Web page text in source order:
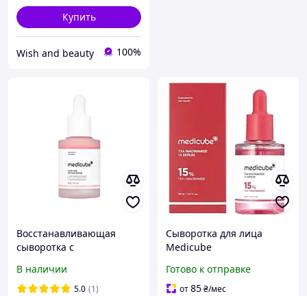
Купить
Wish and beauty 100%
Восстанавливающая
сыворотка с
пептидами Medicube
PDRN Pink Peptide Serum
В наличии
5.0 (1)
Сыворотка для лица
Medicube
Glow Facial Serum 30 мл
Готово к отправке
от85₴/мес